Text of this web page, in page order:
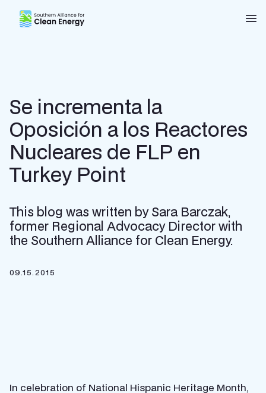
Southern Alliance for Clean Energy (SACE)
Se incrementa la
Oposición a los Reactores
Nucleares de FLP en
Turkey Point
This blog was written by Sara Barczak,
former Regional Advocacy Director with
the Southern Alliance for Clean Energy.
09.15.2015
In celebration of National Hispanic Heritage Month,